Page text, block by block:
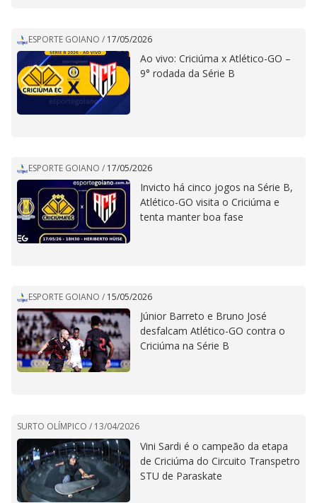
ESPORTE GOIANO / 17/05/2026
Ao vivo: Criciúma x Atlético-GO –
9° rodada da Série B
ESPORTE GOIANO / 17/05/2026
Invicto há cinco jogos na Série B,
Atlético-GO visita o Criciúma e
tenta manter boa fase
ESPORTE GOIANO / 15/05/2026
Júnior Barreto e Bruno José
desfalcam Atlético-GO contra o
Criciúma na Série B
SURTO OLÍMPICO / 13/04/2026
Vini Sardi é o campeão da etapa
de Criciúma do Circuito Transpetro
STU de Paraskate